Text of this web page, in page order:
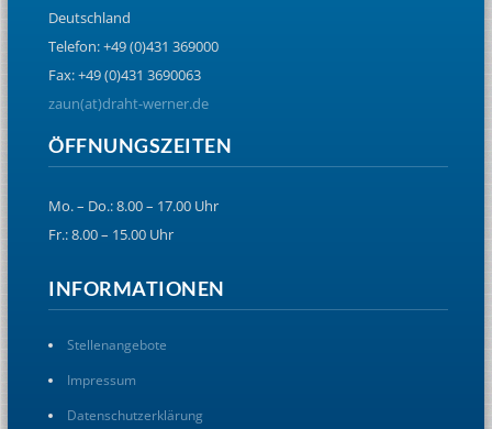
Deutschland
Telefon: +49 (0)431 369000
Fax: +49 (0)431 3690063
zaun(at)draht-werner.de
ÖFFNUNGSZEITEN
Mo. – Do.: 8.00 – 17.00 Uhr
Fr.: 8.00 – 15.00 Uhr
INFORMATIONEN
Stellenangebote
Impressum
Datenschutzerklärung